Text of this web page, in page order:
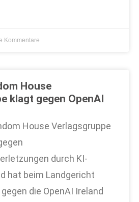
Kommentare
House
klagt gegen OpenAI
House Verlagsgruppe
durch KI-
hat beim Landgericht
die OpenAI Ireland